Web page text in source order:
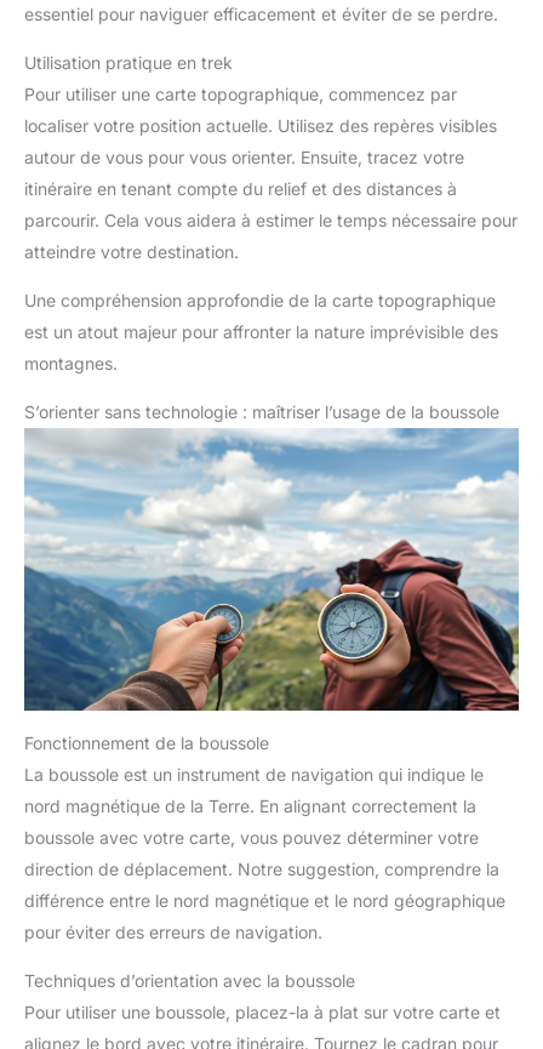
essentiel pour naviguer efficacement et éviter de se perdre.
Utilisation pratique en trek
Pour utiliser une carte topographique, commencez par
localiser votre position actuelle. Utilisez des repères visibles
autour de vous pour vous orienter. Ensuite, tracez votre
itinéraire en tenant compte du relief et des distances à
parcourir. Cela vous aidera à estimer le temps nécessaire pour
atteindre votre destination.
Une compréhension approfondie de la carte topographique
est un atout majeur pour affronter la nature imprévisible des
montagnes.
S’orienter sans technologie : maîtriser l’usage de la boussole
Fonctionnement de la boussole
La boussole est un instrument de navigation qui indique le
nord magnétique de la Terre. En alignant correctement la
boussole avec votre carte, vous pouvez déterminer votre
direction de déplacement. Notre suggestion, comprendre la
différence entre le nord magnétique et le nord géographique
pour éviter des erreurs de navigation.
Techniques d’orientation avec la boussole
Pour utiliser une boussole, placez-la à plat sur votre carte et
alignez le bord avec votre itinéraire. Tournez le cadran pour